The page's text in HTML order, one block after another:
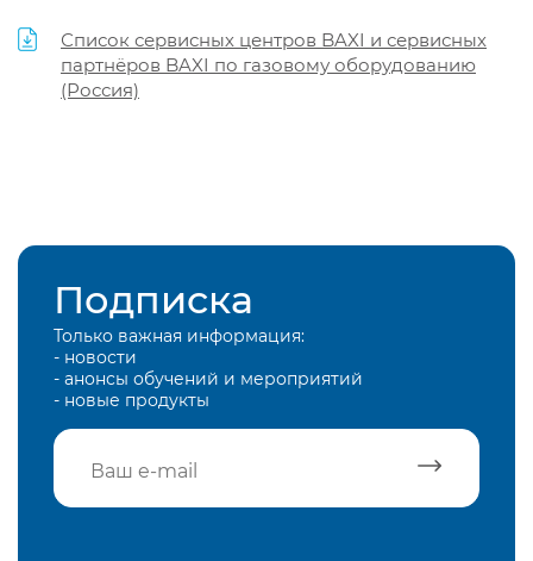
Список сервисных центров BAXI и сервисных
партнёров BAXI по газовому оборудованию
(Россия)
Подписка
Только важная информация:
- новости
- анонсы обучений и мероприятий
- новые продукты